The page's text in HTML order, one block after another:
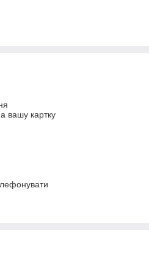
вашу картку